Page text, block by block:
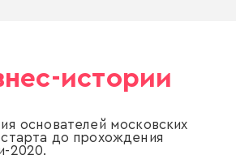
истории
основателей московских
до прохождения
2020.